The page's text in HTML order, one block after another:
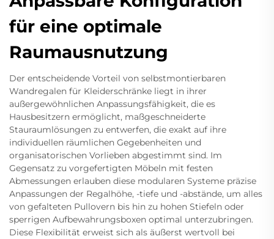
für eine optimale
Raumausnutzung
Der entscheidende Vorteil von selbstmontierbaren
Wandregalen für Kleiderschränke liegt in ihrer
außergewöhnlichen Anpassungsfähigkeit, die es
Hausbesitzern ermöglicht, maßgeschneiderte
Stauraumlösungen zu entwerfen, die exakt auf ihre
individuellen räumlichen Gegebenheiten und
organisatorischen Vorlieben abgestimmt sind. Im
Gegensatz zu vorgefertigten Möbeln mit festen
Abmessungen erlauben diese modularen Systeme präzise
Anpassungen der Regalhöhe, -tiefe und -abstände, um alles
von gefalteten Pullovern bis hin zu hohen Stiefeln oder
sperrigen Aufbewahrungsboxen optimal unterzubringen.
Diese Flexibilität erweist sich als äußerst wertvoll bei